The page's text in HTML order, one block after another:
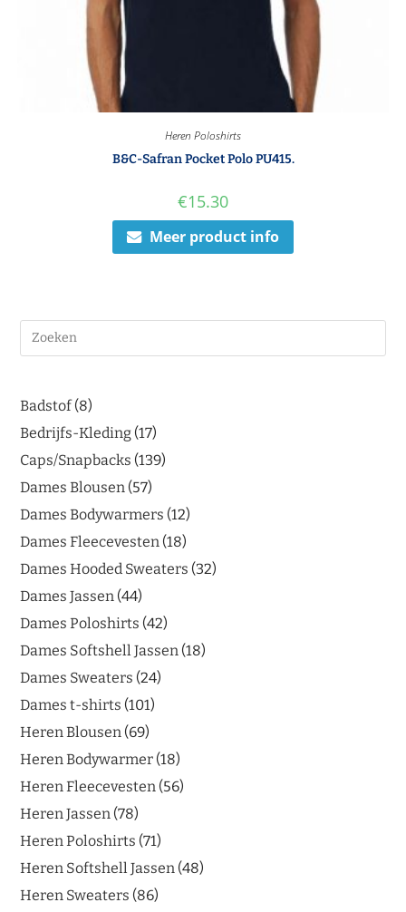
Heren Poloshirts
B&C-Safran Pocket Polo PU415.
€15.30
Meer product info
Badstof 8
Bedrijfs-Kleding 17
Caps/Snapbacks 139
Dames Blousen 57
Dames Bodywarmers 12
Dames Fleecevesten 18
Dames Hooded Sweaters 32
Dames Jassen 44
Dames Poloshirts 42
Dames Softshell Jassen 18
Dames Sweaters 24
Dames t-shirts 101
Heren Blousen 69
Heren Bodywarmer 18
Heren Fleecevesten 56
Heren Jassen 78
Heren Poloshirts 71
Heren Softshell Jassen 48
Heren Sweaters 86